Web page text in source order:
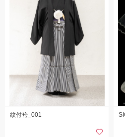
紋付袴_001